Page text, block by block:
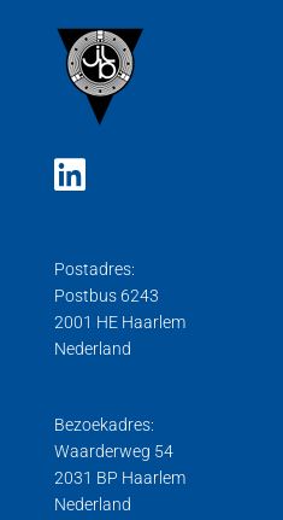
Postadres:
Postbus 6243
2001 HE Haarlem
Nederland
Bezoekadres:
Waarderweg 54
2031 BP Haarlem
Nederland